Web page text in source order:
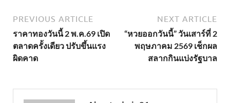
PREVIOUS ARTICLE
ราคาทองวันนี้ 2 พ.ค.69 เปิด
ตลาดครั้งเดียว ปรับขึ้นแรง
ผิดคาด
NEXT ARTICLE
“หวยออกวันนี้” วันเสาร์ที่ 2
พฤษภาคม 2569 เช็กผล
สลากกินแบ่งรัฐบาล